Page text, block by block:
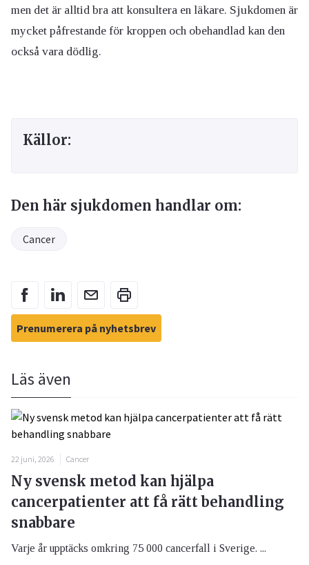
men det är alltid bra att konsultera en läkare. Sjukdomen är
mycket påfrestande för kroppen och obehandlad kan den
också vara dödlig.
Källor:
Den här sjukdomen handlar om:
Cancer
Prenumerera på nyhetsbrev
Läs även
22 juni, 2026 Cancer
Ny svensk metod kan hjälpa
cancerpatienter att få rätt behandling
snabbare
Varje år upptäcks omkring 75 000 cancerfall i Sverige. ...